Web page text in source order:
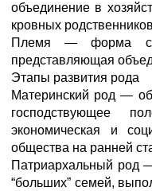
объединение в
кровных
Племя — форма
представляющая
Этапы развития рода
Материнский род —
господствующее
экономическая и
общества на ранней
Патриархальный род
“больших” семей,